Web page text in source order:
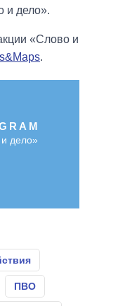
и дело».
«Слово и
.
дело»
ПВО